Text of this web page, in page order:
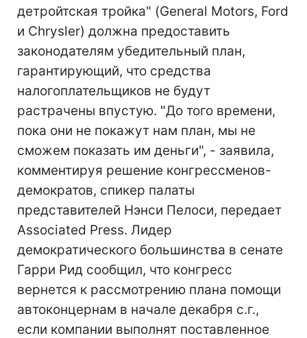
детройтская тройка" (General Motors, Ford
и Chrysler) должна предоставить
законодателям убедительный план,
гарантирующий, что средства
налогоплательщиков не будут
растрачены впустую. "До того времени,
пока они не покажут нам план, мы не
сможем показать им деньги", - заявила,
комментируя решение конгрессменов-
демократов, спикер палаты
представителей Нэнси Пелоси, передает
Associated Press. Лидер
демократического большинства в сенате
Гарри Рид сообщил, что конгресс
вернется к рассмотрению плана помощи
автоконцернам в начале декабря с.г.,
если компании выполнят поставленное